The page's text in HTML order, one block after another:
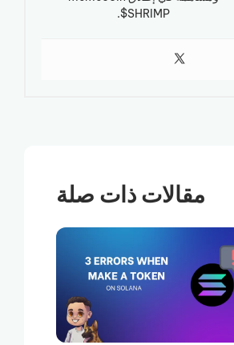
$SHRIMP.
مقالات ذات صلة